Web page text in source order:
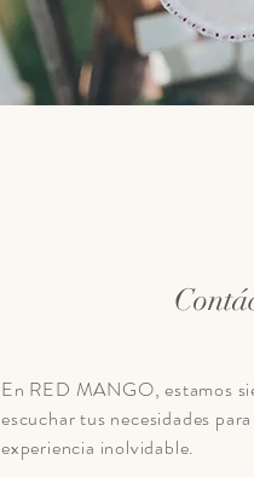
En RED MANGO, estamos
escuchar tus necesidades
experiencia inolvidable.